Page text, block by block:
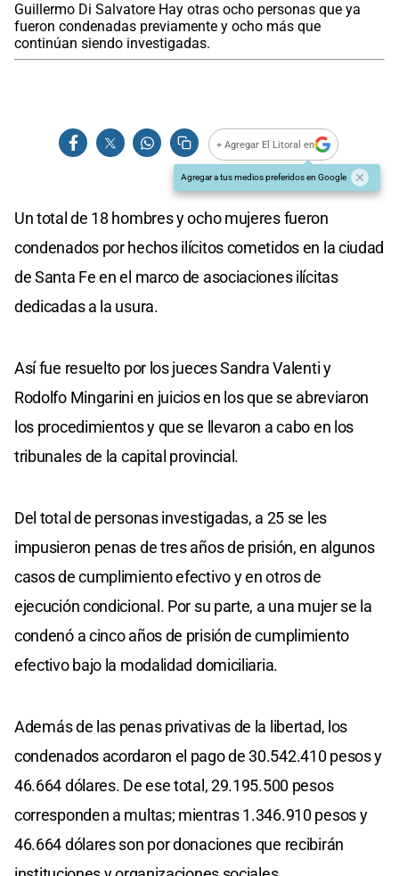
Guillermo Di Salvatore Hay otras ocho personas que ya
fueron condenadas previamente y ocho más que
continúan siendo investigadas.
+ Agregar El Litoral en
Agregar a tus medios preferidos en Google
Un total de 18 hombres y ocho mujeres fueron
condenados por hechos ilícitos cometidos en la ciudad
de Santa Fe en el marco de asociaciones ilícitas
dedicadas a la usura.
Así fue resuelto por los jueces Sandra Valenti y
Rodolfo Mingarini en juicios en los que se abreviaron
los procedimientos y que se llevaron a cabo en los
tribunales de la capital provincial.
Del total de personas investigadas, a 25 se les
impusieron penas de tres años de prisión, en algunos
casos de cumplimiento efectivo y en otros de
ejecución condicional. Por su parte, a una mujer se la
condenó a cinco años de prisión de cumplimiento
efectivo bajo la modalidad domiciliaria.
Además de las penas privativas de la libertad, los
condenados acordaron el pago de 30.542.410 pesos y
46.664 dólares. De ese total, 29.195.500 pesos
corresponden a multas; mientras 1.346.910 pesos y
46.664 dólares son por donaciones que recibirán